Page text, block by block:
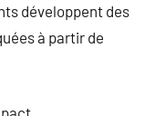
développent des
à partir de